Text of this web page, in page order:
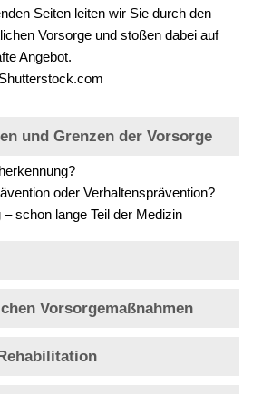
Seiten leiten wir Sie durch den
Vorsorge und stoßen dabei auf
Angebot.
und Grenzen der Vorsorge
oder Verhaltensprävention?
– schon lange Teil der Medizin
Vorsorgemaßnahmen